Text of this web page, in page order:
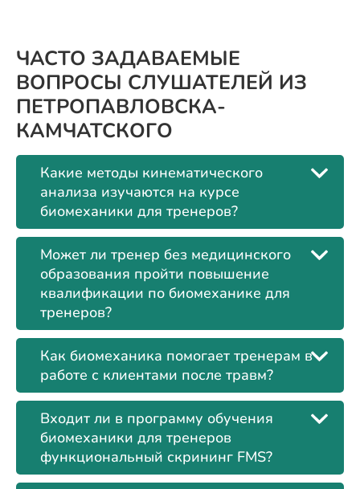
ЧАСТО ЗАДАВАЕМЫЕ
ВОПРОСЫ СЛУШАТЕЛЕЙ ИЗ
ПЕТРОПАВЛОВСКА-
КАМЧАТСКОГО
Какие методы кинематического
анализа изучаются на курсе
биомеханики для тренеров?
Может ли тренер без медицинского
образования пройти повышение
квалификации по биомеханике для
тренеров?
Как биомеханика помогает тренерам в
работе с клиентами после травм?
Входит ли в программу обучения
биомеханики для тренеров
функциональный скрининг FMS?